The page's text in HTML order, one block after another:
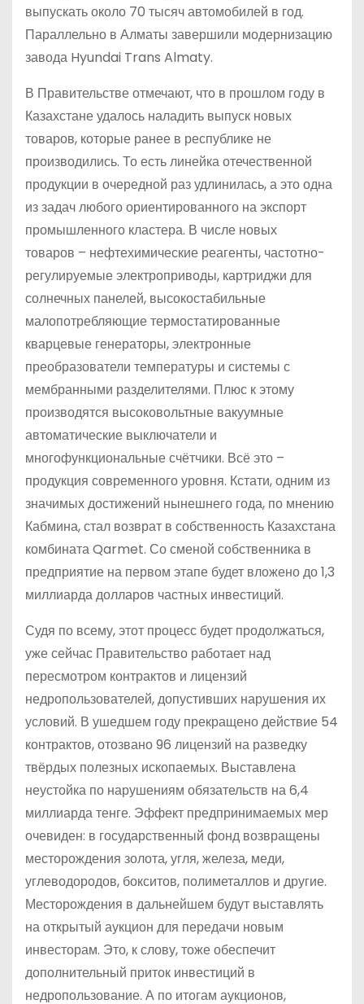
выпускать около 70 тысяч автомобилей в год.
Параллельно в Алматы завершили модернизацию
завода Hyundai Trans Almaty.
В Правительстве отмечают, что в прошлом году в
Казахстане удалось наладить выпуск новых
товаров, которые ранее в республике не
производились. То есть линейка отечественной
продукции в очередной раз удлинилась, а это одна
из задач любого ориентированного на экспорт
промышленного кластера. В числе новых
товаров – нефтехимические реагенты, частотно-
регулируемые электроприводы, картриджи для
солнечных панелей, высокостабильные
малопотребляющие термостатированные
кварцевые генераторы, электронные
преобразователи температуры и системы с
мембранными разделителями. Плюс к этому
производятся высоковольтные вакуумные
автоматические выключатели и
многофункциональные счётчики. Всё это –
продукция современного уровня. Кстати, одним из
значимых достижений нынешнего года, по мнению
Кабмина, стал возврат в собственность Казахстана
комбината Qarmet. Со сменой собственника в
предприятие на первом этапе будет вложено до 1,3
миллиарда долларов частных инвестиций.
Судя по всему, этот процесс будет продолжаться,
уже сейчас Правительство работает над
пересмотром контрактов и лицензий
недропользователей, допустивших нарушения их
условий. В ушедшем году прекращено действие 54
контрактов, отозвано 96 лицензий на разведку
твёрдых полезных ископаемых. Выставлена
неустойка по нарушениям обязательств на 6,4
миллиарда тенге. Эффект предпринимаемых мер
очевиден: в государственный фонд возвращены
месторождения золота, угля, железа, меди,
углеводородов, бокситов, полиметаллов и другие.
Месторождения в дальнейшем будут выставлять
на открытый аукцион для передачи новым
инвесторам. Это, к слову, тоже обеспечит
дополнительный приток инвестиций в
недропользование. А по итогам аукционов,